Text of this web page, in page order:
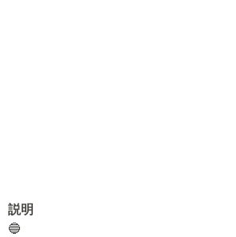
説明
🔵